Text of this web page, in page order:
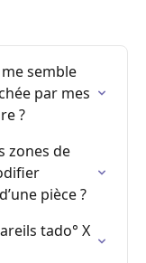
semble
par mes
?
zones de
pièce ?
tado° X